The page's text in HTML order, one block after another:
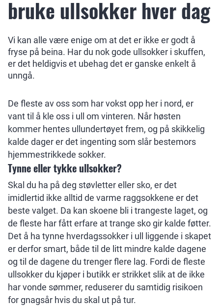
bruke ullsokker hver dag
Vi kan alle være enige om at det er ikke er godt å
fryse på beina. Har du nok gode ullsokker i skuffen,
er det heldigvis et ubehag det er ganske enkelt å
unngå.
De fleste av oss som har vokst opp her i nord, er
vant til å kle oss i ull om vinteren. Når høsten
kommer hentes ullundertøyet frem, og på skikkelig
kalde dager er det ingenting som slår bestemors
hjemmestrikkede sokker.
Tynne eller tykke ullsokker?
Skal du ha på deg støvletter eller sko, er det
imidlertid ikke alltid de varme raggsokkene er det
beste valget. Da kan skoene bli i trangeste laget, og
de fleste har fått erfare at trange sko gir kalde føtter.
Det å ha tynne hverdagssokker i ull liggende i skapet
er derfor smart, både til de litt mindre kalde dagene
og til de dagene du trenger flere lag. Fordi de fleste
ullsokker du kjøper i butikk er strikket slik at de ikke
har vonde sømmer, reduserer du samtidig risikoen
for gnagsår hvis du skal ut på tur.